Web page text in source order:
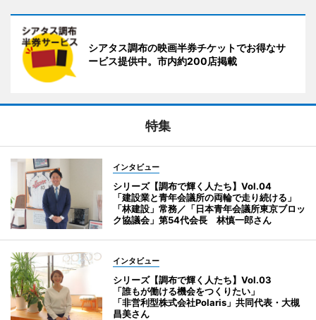
シアタス調布の映画半券チケットでお得なサ
ービス提供中。市内約200店掲載
特集
インタビュー
シリーズ【調布で輝く人たち】Vol.04
「建設業と青年会議所の両輪で走り続ける」
「林建設」常務／「日本青年会議所東京ブロッ
ク協議会」第54代会長 林慎一郎さん
インタビュー
シリーズ【調布で輝く人たち】Vol.03
「誰もが働ける機会をつくりたい」
「非営利型株式会社Polaris」共同代表・大槻
昌美さん